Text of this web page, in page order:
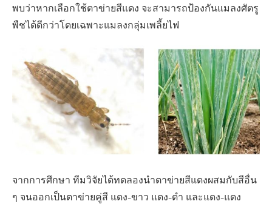
พบว่าหากเลือกใช้ตาข่ายสีแดง จะสามารถป้องกันแมลงศัตรู
พืชได้ดีกว่าโดยเฉพาะแมลงกลุ่มเพลี้ยไฟ
จากการศึกษา ทีมวิจัยได้ทดลองนำตาข่ายสีแดงผสมกับสีอื่น
ๆ จนออกเป็นตาข่ายคู่สี แดง-ขาว แดง-ดำ และแดง-แดง